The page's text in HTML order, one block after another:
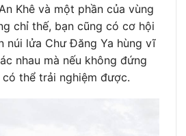
Khê và một phần của vùng
chỉ thế, bạn cũng có cơ hội
núi lửa Chư Đăng Ya hùng vĩ
nhau mà nếu không đứng
thể trải nghiệm được.